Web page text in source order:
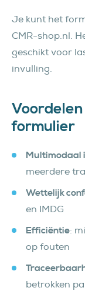
Je kunt het
CMR-shop.nl.
geschikt voor
invulling.
formulier
Multimodaal
meerdere
Wettelijk
en IMDG
Efficiëntie:
op fouten
betrokken